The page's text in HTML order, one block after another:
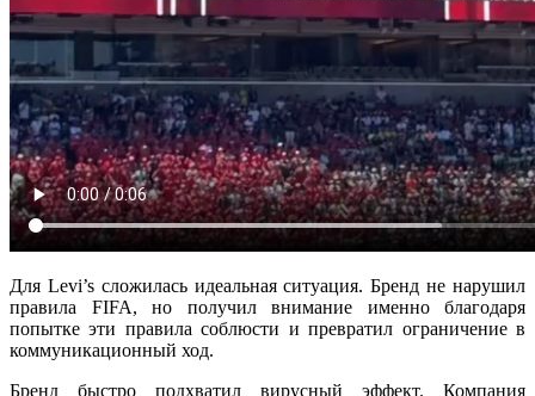
Для Levi’s сложилась идеальная ситуация. Бренд не нарушил
правила FIFA, но получил внимание именно благодаря
попытке эти правила соблюсти и превратил ограничение в
коммуникационный ход.
Бренд быстро подхватил вирусный эффект. Компания